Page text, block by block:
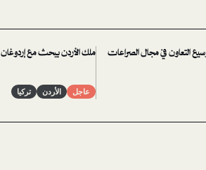
التعاون في مجال الصراعات
ملك الأردن يبحث مع إردوغان
عاجل الأردن تركيا